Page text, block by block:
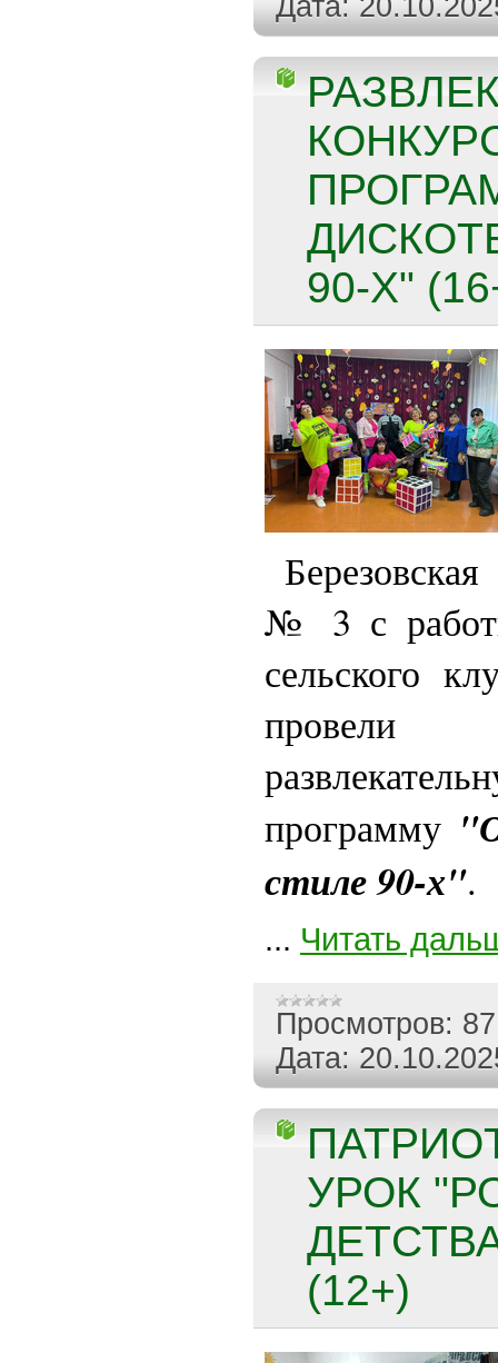
Дата:
90-Х"
№ 3 с
сельского
провели
программу
стиле 90-х".
... Читать
Просмотров: 87
Дата:
УРОК
(12+)